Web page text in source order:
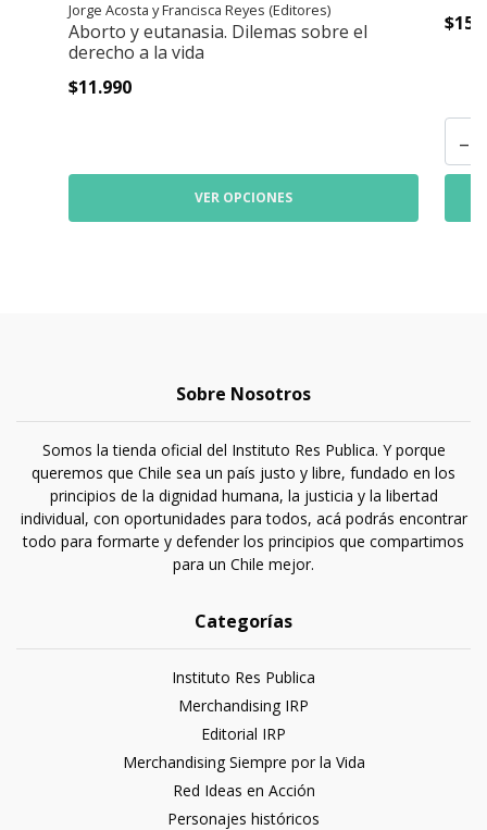
Jorge Acosta y Francisca Reyes (Editores)
Aborto y eutanasia. Dilemas sobre el
derecho a la vida
$11.990
VER OPCIONES
-
Sobre Nosotros
Somos la tienda oficial del Instituto Res Publica. Y porque
queremos que Chile sea un país justo y libre, fundado en los
principios de la dignidad humana, la justicia y la libertad
individual, con oportunidades para todos, acá podrás encontrar
todo para formarte y defender los principios que compartimos
para un Chile mejor.
Categorías
Instituto Res Publica
Merchandising IRP
Editorial IRP
Merchandising Siempre por la Vida
Red Ideas en Acción
Personajes históricos